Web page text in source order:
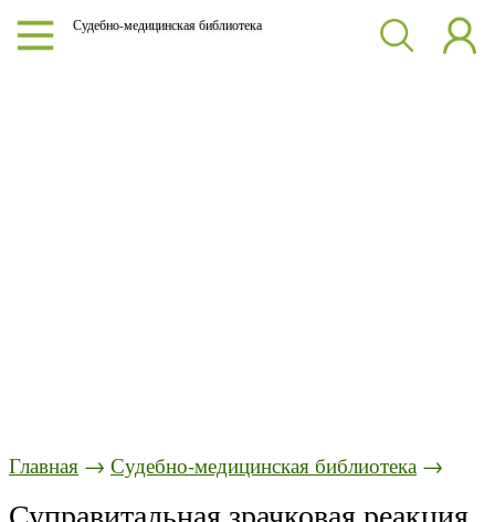
Судебно-медицинская библиотека
Главная → Судебно-медицинская библиотека →